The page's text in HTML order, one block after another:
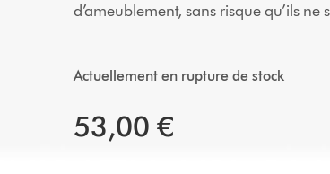
d’ameublement, sans risque qu’ils ne
Actuellement en rupture de stock
53,00 €